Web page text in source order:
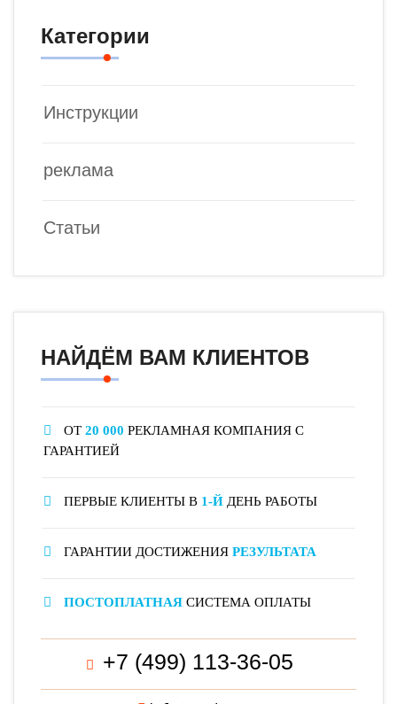
Категории
Инструкции
реклама
Статьи
НАЙДЁМ ВАМ КЛИЕНТОВ
ОТ 20 000 РЕКЛАМНАЯ КОМПАНИЯ С
ГАРАНТИЕЙ
ПЕРВЫЕ КЛИЕНТЫ В 1-Й ДЕНЬ РАБОТЫ
ГАРАНТИИ ДОСТИЖЕНИЯ РЕЗУЛЬТАТА
ПОСТОПЛАТНАЯ СИСТЕМА ОПЛАТЫ
+7 (499) 113-36-05